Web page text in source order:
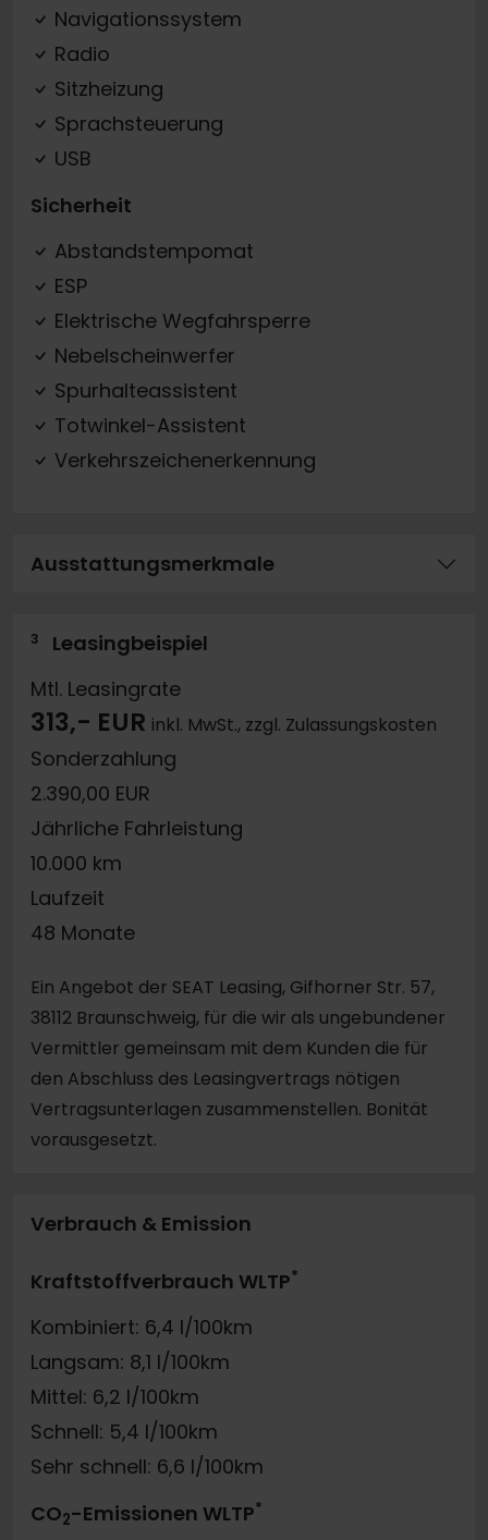
Navigationssystem
Radio
Sitzheizung
Sprachsteuerung
USB
Sicherheit
Abstandstempomat
ESP
Elektrische Wegfahrsperre
Nebelscheinwerfer
Spurhalteassistent
Totwinkel-Assistent
Verkehrszeichenerkennung
Ausstattungsmerkmale
3
Leasingbeispiel
Mtl. Leasingrate
313,- EUR inkl. MwSt., zzgl. Zulassungskosten
Sonderzahlung
2.390,00 EUR
Jährliche Fahrleistung
10.000 km
Laufzeit
48 Monate
Ein Angebot der SEAT Leasing, Gifhorner Str. 57,
38112 Braunschweig, für die wir als ungebundener
Vermittler gemeinsam mit dem Kunden die für
den Abschluss des Leasingvertrags nötigen
Vertragsunterlagen zusammenstellen. Bonität
vorausgesetzt.
Verbrauch & Emission
Kraftstoffverbrauch WLTP*
Kombiniert: 6,4 l/100km
Langsam: 8,1 l/100km
Mittel: 6,2 l/100km
Schnell: 5,4 l/100km
Sehr schnell: 6,6 l/100km
CO2-Emissionen WLTP*